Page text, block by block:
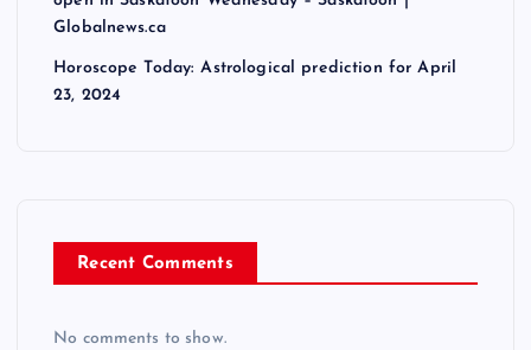
Globalnews.ca
Horoscope Today: Astrological prediction for April
23, 2024
Recent Comments
No comments to show.